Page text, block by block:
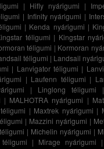
| Hifly nyárigumi |
| Infinity nyárigumi |
| Kenda nyárigumi |
téligumi | Kingstar
téligumi | Kormoran
téligumi | Landsail
| Lanvigator téligumi |
| Laufenn téligumi |
| Linglong téligumi |
| MALHOTRA nyárigumi |
| Maxtrek nyárigumi |
| Mazzini nyárigumi |
| Michelin nyárigumi |
| Mirage nyárigumi |